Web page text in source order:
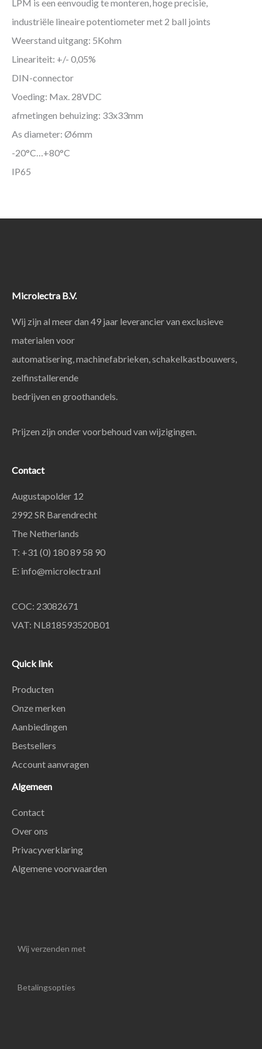
LPM is een eenvoudig te monteren, hoge precisie,
industriële lineaire potentiometer met 2 ball joints
Weerstand uitgang: 5Kohm
Lineariteit: +/- 0,05%
DIN-connector
Voeding: Max. 28VDC
afmetingen behuizing: 33x33mm
As diameter: Ø6mm
-20°C…+80°C
IP65
Microlectra B.V.
Wij zijn al meer dan 49 jaar leverancier van exclusieve
materialen voor
automatisering, machinefabrieken, schakelkastbouwers,
zelfinstallerende
bedrijven en groothandels.
Prijzen zijn onder voorbehoud van wijzigingen.
Contact
Augustapolder 12
2992 SR Barendrecht
The Netherlands
T: +31 (0) 180 89 58 90
E: info@microlectra.nl
COC: 23082671
VAT: NL818593520B01
Quick link
Producten
Onze merken
Aanbiedingen
Bestsellers
Account aanvragen
Algemeen
Contact
Over ons
Privacyverklaring
Algemene voorwaarden
Wij verzenden met
Betalingsopties